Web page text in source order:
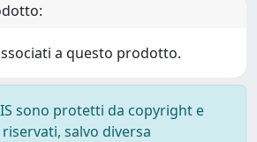
a questo prodotto.
sono protetti da copyright e
salvo diversa